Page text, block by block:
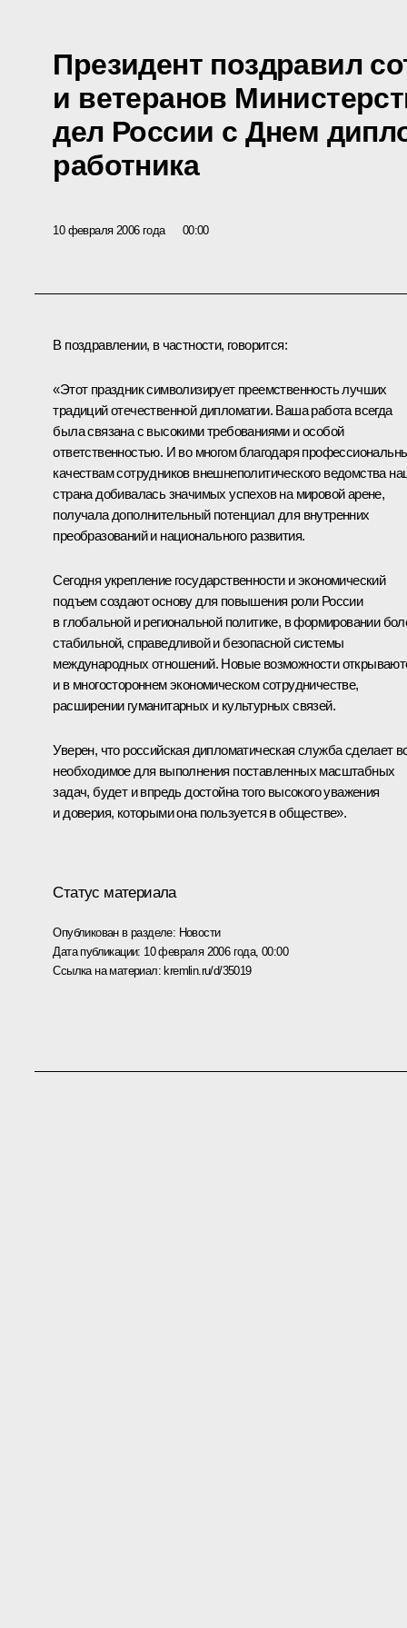
Президент поздравил
и ветеранов
дел России с Днем
работника
10 февраля 2006 года 00:00
В поздравлении, в частности, говорится:
«Этот праздник символизирует преемственность лучших
традиций отечественной дипломатии. Ваша работа всегда
была связана с высокими требованиями и особой
ответственностью. И во многом благодаря
качествам сотрудников внешнеполитического ведомства
страна добивалась значимых успехов на мировой арене,
получала дополнительный потенциал для внутренних
преобразований и национального развития.
Сегодня укрепление государственности и экономический
подъем создают основу для повышения роли России
в глобальной и региональной политике, в формировании
стабильной, справедливой и безопасной системы
международных отношений. Новые возможности
и в многостороннем экономическом сотрудничестве,
расширении гуманитарных и культурных связей.
Уверен, что российская дипломатическая служба сделает
необходимое для выполнения поставленных масштабных
задач, будет и впредь достойна того высокого уважения
и доверия, которыми она пользуется в обществе».
Статус материала
Опубликован в разделе: Новости
Дата публикации: 10 февраля 2006 года, 00:00
Ссылка на материал:kremlin.ru/d/35019